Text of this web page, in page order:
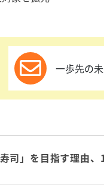
一歩先の
司」を目指す理由